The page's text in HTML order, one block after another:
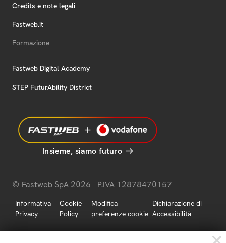
Credits e note legali
Fastweb.it
Formazione
Fastweb Digital Academy
STEP FuturAbility District
Insieme, siamo futuro
© Fastweb SpA 2026 - P.IVA 12878470157
Informativa
Privacy
Cookie
Policy
Modifica
preferenze cookie
Dichiarazione di
Accessibilità